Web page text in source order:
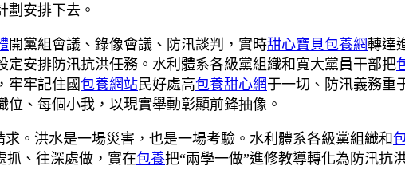
劃安排下去。
開黨組會議、錄像會議、防汛談判，實時甜心寶貝包養網轉達
定安排防汛抗洪任務。水利體系各級黨組織和寬大黨員干部把
牢牢記住國包養網站民好處高包養甜心網于一切、防汛義務重
、每個小我，以現實舉動彰顯前鋒抽像。
。洪水是一場災害，也是一場考驗。水利體系各級黨組織和
抓、往深處做，實在包養把“兩學一做”進修教導轉化為防汛抗